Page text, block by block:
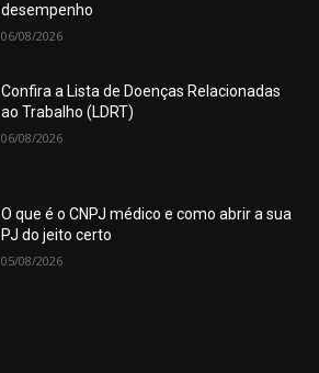
desempenho
06/08/2026
Confira a Lista de Doenças Relacionadas
ao Trabalho (LDRT)
06/08/2026
O que é o CNPJ médico e como abrir a sua
PJ do jeito certo
05/08/2026